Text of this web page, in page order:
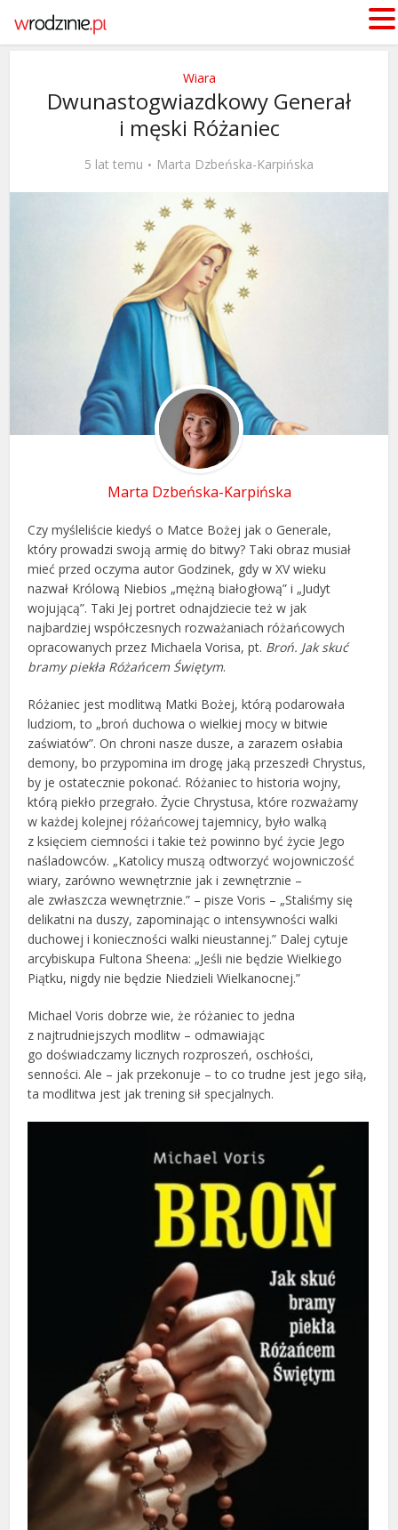
Wiara
Dwunastogwiazdkowy Generał
i męski Różaniec
5 lat temu Marta Dzbeńska-Karpińska
Marta Dzbeńska-Karpińska
Czy myśleliście kiedyś o Matce Bożej jak o Generale,
który prowadzi swoją armię do bitwy? Taki obraz musiał
mieć przed oczyma autor Godzinek, gdy w XV wieku
nazwał Królową Niebios „mężną białogłową” i „Judyt
wojującą”. Taki Jej portret odnajdziecie też w jak
najbardziej współczesnych rozważaniach różańcowych
opracowanych przez Michaela Vorisa, pt. Broń. Jak skuć
bramy piekła Różańcem Świętym.
Różaniec jest modlitwą Matki Bożej, którą podarowała
ludziom, to „broń duchowa o wielkiej mocy w bitwie
zaświatów”. On chroni nasze dusze, a zarazem osłabia
demony, bo przypomina im drogę jaką przeszedł Chrystus,
by je ostatecznie pokonać. Różaniec to historia wojny,
którą piekło przegrało. Życie Chrystusa, które rozważamy
w każdej kolejnej różańcowej tajemnicy, było walką
z księciem ciemności i takie też powinno być życie Jego
naśladowców. „Katolicy muszą odtworzyć wojowniczość
wiary, zarówno wewnętrznie jak i zewnętrznie –
ale zwłaszcza wewnętrznie.” – pisze Voris – „Staliśmy się
delikatni na duszy, zapominając o intensywności walki
duchowej i konieczności walki nieustannej.” Dalej cytuje
arcybiskupa Fultona Sheena: „Jeśli nie będzie Wielkiego
Piątku, nigdy nie będzie Niedzieli Wielkanocnej.”
Michael Voris dobrze wie, że różaniec to jedna
z najtrudniejszych modlitw – odmawiając
go doświadczamy licznych rozproszeń, oschłości,
senności. Ale – jak przekonuje – to co trudne jest jego siłą,
ta modlitwa jest jak trening sił specjalnych.